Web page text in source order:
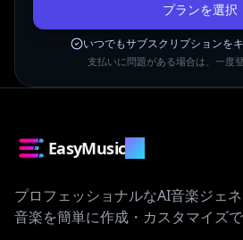
プランを選択
いつでもサブスクリプションを
支払いに問題がある場合は、一度
EasyMusic.AI
プロフェッショナルなAI音楽ジェ
音楽を簡単に作成・カスタマイズで